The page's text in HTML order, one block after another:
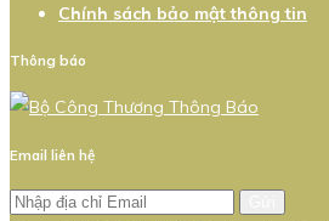
Chính sách bảo mật thông tin
Thông báo
Email liên hệ